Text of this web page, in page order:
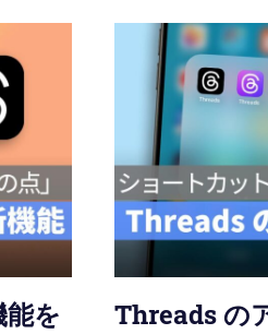
を
Threads の